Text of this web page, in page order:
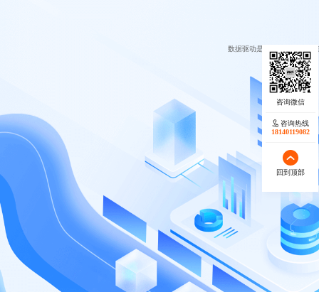
携手共赢
数据驱动是数字化到商业智
咨询热线
18140119082
回到顶部